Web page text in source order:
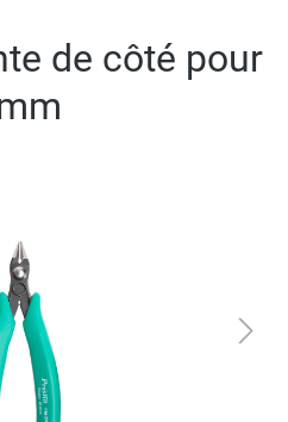
de côté pour